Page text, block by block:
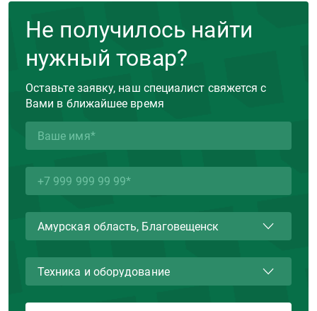
Не получилось найти
нужный товар?
Оставьте заявку, наш специалист свяжется с
Вами в ближайшее время